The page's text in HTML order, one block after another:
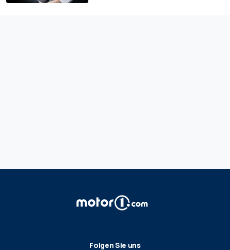
Folgen Sie uns